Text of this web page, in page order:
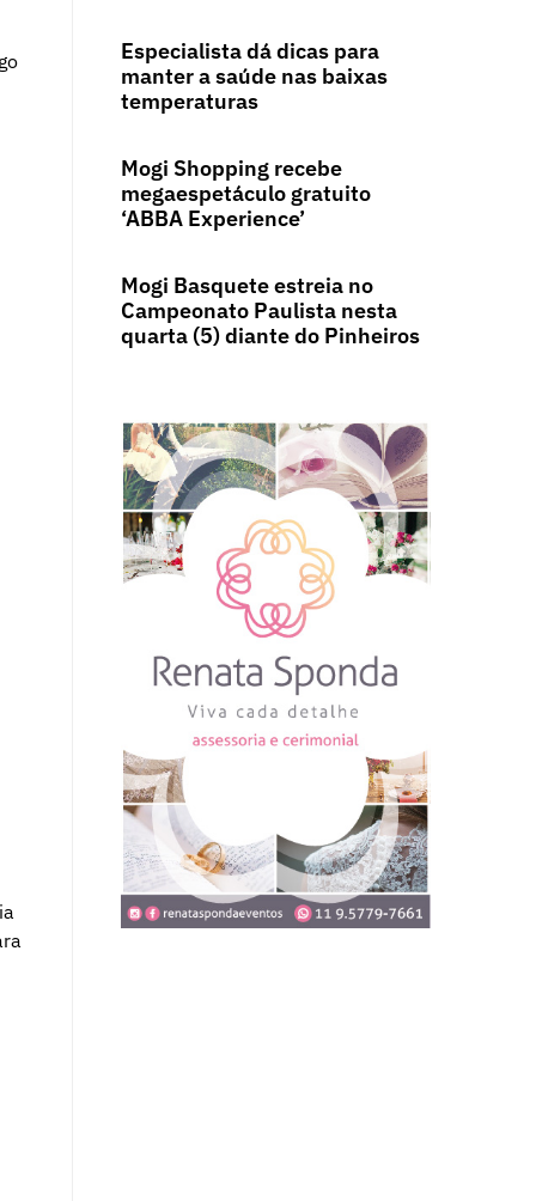
Especialista dá dicas para
manter a saúde nas baixas
temperaturas
Mogi Shopping recebe
megaespetáculo gratuito
‘ABBA Experience’
Mogi Basquete estreia no
Campeonato Paulista nesta
quarta (5) diante do Pinheiros